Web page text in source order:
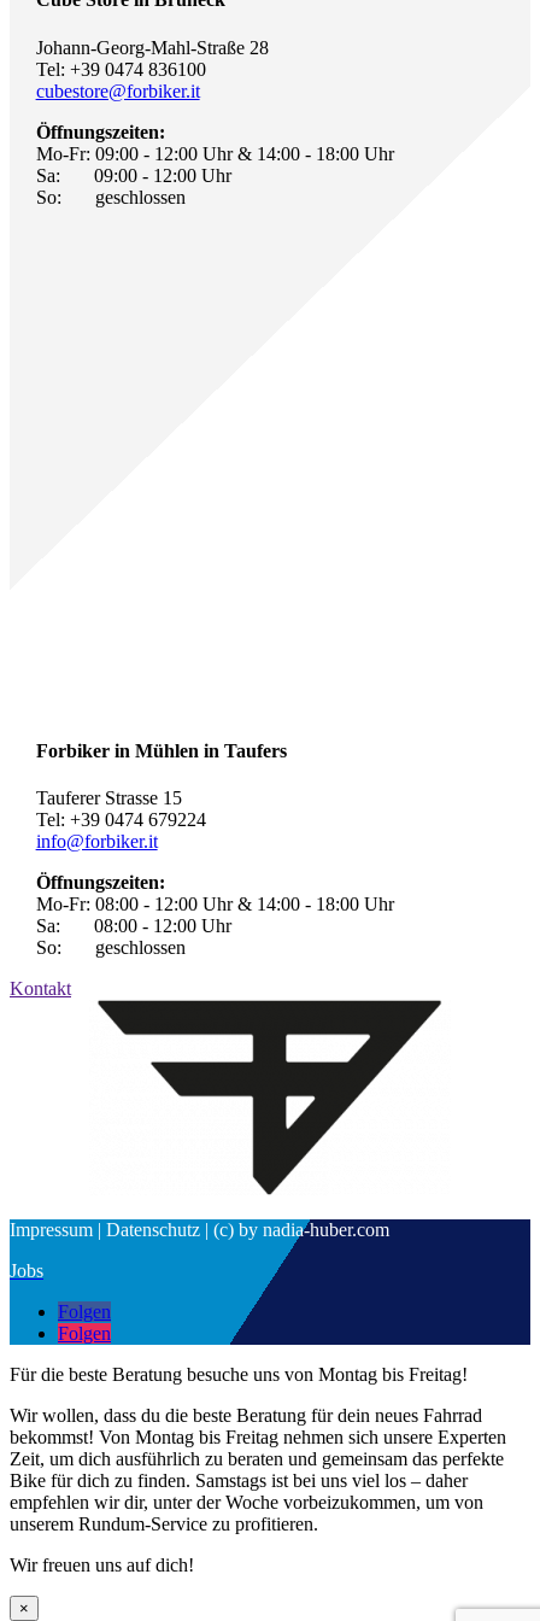
Johann-Georg-Mahl-Straße 28
Tel: +39 0474 836100
cubestore@forbiker.it
Öffnungszeiten:
Mo-Fr: 09:00 - 12:00 Uhr & 14:00 - 18:00 Uhr
Sa: 09:00 - 12:00 Uhr
So: geschlossen
Forbiker in Mühlen in Taufers
Tauferer Strasse 15
Tel: +39 0474 679224
info@forbiker.it
Öffnungszeiten:
Mo-Fr: 08:00 - 12:00 Uhr & 14:00 - 18:00 Uhr
Sa: 08:00 - 12:00 Uhr
So: geschlossen
Kontakt
Impressum | Datenschutz | (c) by nadia-huber.com
Jobs
Folgen
Folgen
Für die beste Beratung besuche uns von Montag bis Freitag!
Wir wollen, dass du die beste Beratung für dein neues Fahrrad
bekommst! Von Montag bis Freitag nehmen sich unsere Experten
Zeit, um dich ausführlich zu beraten und gemeinsam das perfekte
Bike für dich zu finden. Samstags ist bei uns viel los – daher
empfehlen wir dir, unter der Woche vorbeizukommen, um von
unserem Rundum-Service zu profitieren.
Wir freuen uns auf dich!
×